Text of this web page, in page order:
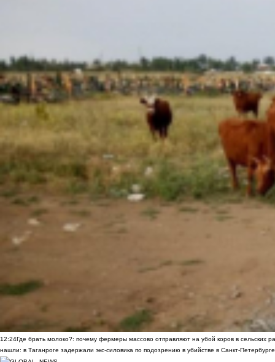
12:24Где брать молоко?: почему фермеры массово отправляют на убой коров в сельских
нашли: в Таганроге задержали экс-силовика по подозрению в убийстве в Санкт-Петербурге